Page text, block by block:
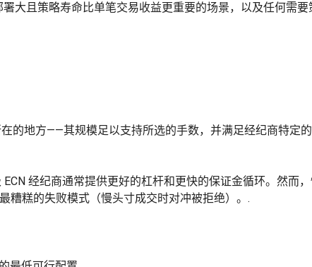
大且策略寿命比单笔交易收益更重要的场景，以及任何需
的地方——其规模足以支持所选的手数，并满足经纪商特定
经纪商通常提供更好的杠杆和更快的保证金循环。然而
糟糕的失败模式（慢头寸成交时对冲被拒绝）。.